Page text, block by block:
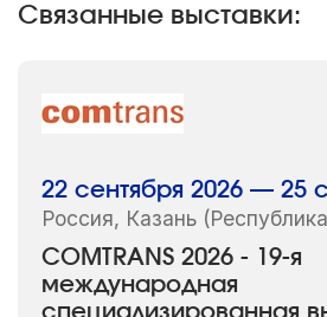
Связанные выставки:
COMTRANS 2026 - 19-я
международная
22 сентября 2026 — 25
Россия, Казань